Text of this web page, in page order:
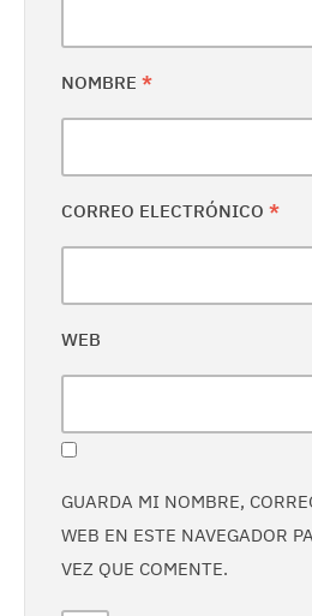
NOMBRE *
CORREO ELECTRÓNICO *
WEB
GUARDA MI NOMBRE,
WEB EN ESTE NAVEGADOR
VEZ QUE COMENTE.